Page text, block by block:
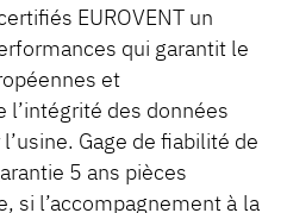
EUROVENT un
qui garantit le
et
l’intégrité des données
Gage de fiabilité de
5 ans pièces
si l’accompagnement à la